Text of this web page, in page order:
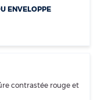
ENVELOPPE
contrastée rouge et